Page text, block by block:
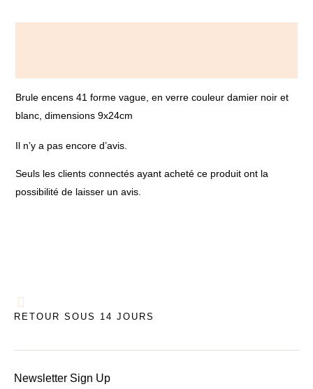
Brule encens 41 forme vague, en verre couleur damier noir et
blanc, dimensions 9x24cm
Il n’y a pas encore d’avis.
Seuls les clients connectés ayant acheté ce produit ont la
possibilité de laisser un avis.
RETOUR SOUS 14 JOURS
Newsletter Sign Up